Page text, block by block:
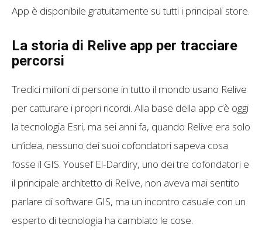
App è disponibile gratuitamente su tutti i principali store.
La storia di Relive app per tracciare
percorsi
Tredici milioni di persone in tutto il mondo usano Relive
per catturare i propri ricordi. Alla base della app c’è oggi
la tecnologia Esri, ma sei anni fa, quando Relive era solo
un’idea, nessuno dei suoi cofondatori sapeva cosa
fosse il GIS. Yousef El-Dardiry, uno dei tre cofondatori e
il principale architetto di Relive, non aveva mai sentito
parlare di software GIS, ma un incontro casuale con un
esperto di tecnologia ha cambiato le cose.